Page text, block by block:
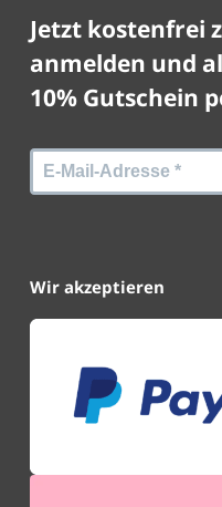
Jetzt kostenfrei
anmelden und
10% Gutschein
Wir akzeptieren